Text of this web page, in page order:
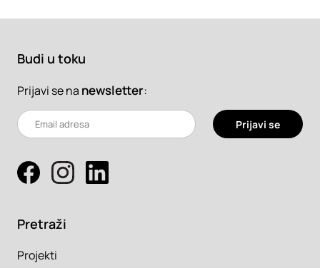
Budi u toku
Prijavi se na newsletter:
Prijavi se
Pretraži
Projekti